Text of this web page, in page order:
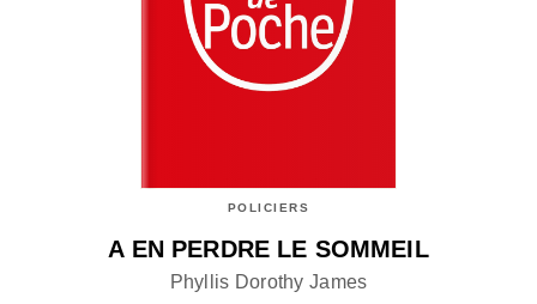
POLICIERS
A EN PERDRE LE SOMMEIL
Phyllis Dorothy James